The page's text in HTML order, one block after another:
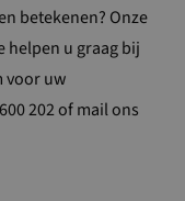
betekenen? Onze
helpen u graag bij
voor uw
202 of mail ons